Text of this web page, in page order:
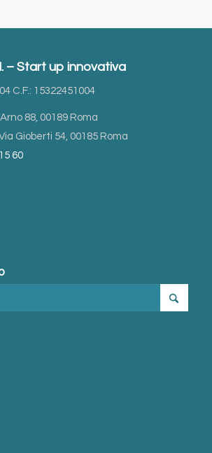
– Start up innovativa
C.F.: 15322451004
88, 00189 Roma
Gioberti 54, 00185 Roma
60